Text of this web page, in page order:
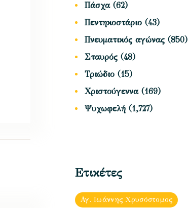
Πάσχα(62)
Πεντηκοστάριο (43)
Πνευματικός αγώνας (850)
Σταυρός (48)
Τριώδιο (15)
Χριστούγεννα(169)
Ψυχωφελή (1,727)
Ετικέτες
Αγ. Ιωάννης Χρυσόστομος